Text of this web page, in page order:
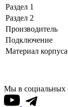
Раздел 1
Раздел 2
Производитель
Подключение
Материал корпуса
Мы в социальных